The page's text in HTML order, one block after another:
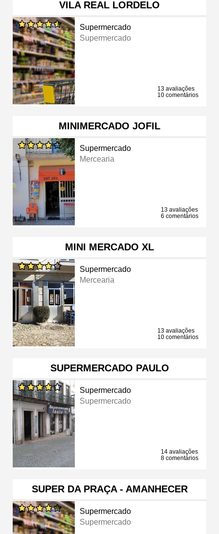
VILA REAL LORDELO
Supermercado
Supermercado
13 avaliações
10 comentários
MINIMERCADO JOFIL
Supermercado
Mercearia
13 avaliações
6 comentários
MINI MERCADO XL
Supermercado
Mercearia
13 avaliações
10 comentários
SUPERMERCADO PAULO
Supermercado
Supermercado
14 avaliações
8 comentários
SUPER DA PRAÇA - AMANHECER
Supermercado
Supermercado